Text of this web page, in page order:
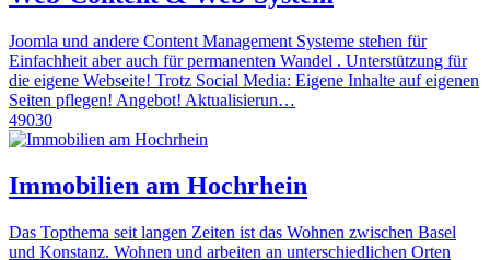
Joomla und andere Content Management Systeme stehen für
Einfachheit aber auch für permanenten Wandel . Unterstützung für
die eigene Webseite! Trotz Social Media: Eigene Inhalte auf eigenen
Seiten pflegen! Angebot! Aktualisierun…
49030
Immobilien am Hochrhein
Das Topthema seit langen Zeiten ist das Wohnen zwischen Basel
und Konstanz. Wohnen und arbeiten an unterschiedlichen Orten